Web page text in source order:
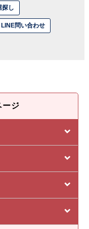
探し
LINE問い合わせ
ジ
由